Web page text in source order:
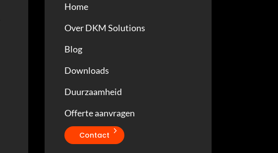
Home
Over DKM Solutions
Blog
Downloads
Duurzaamheid
Offerte aanvragen
Contact